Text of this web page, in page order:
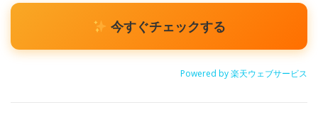
今すぐチェックする
Powered by 楽天ウェブサービス